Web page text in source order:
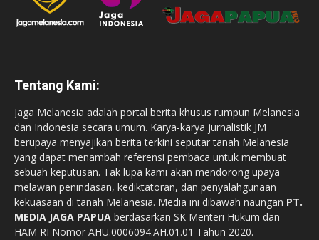
Tentang Kami:
Jaga Melanesia adalah portal berita khusus rumpun Melanesia
dan Indonesia secara umum. Karya-karya jurnalistik JM
berupaya menyajikan berita terkini seputar tanah Melanesia
yang dapat menambah referensi pembaca untuk membuat
sebuah keputusan. Tak lupa kami akan mendorong upaya
melawan penindasan, kediktatoran, dan penyalahgunaan
kekuasaan di tanah Melanesia. Media ini dibawah naungan PT.
MEDIA JAGA PAPUA berdasarkan SK Menteri Hukum dan
HAM RI Nomor AHU.0006094.AH.01.01 Tahun 2020.